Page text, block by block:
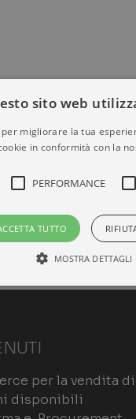
per la vendita
disponibili
sito web
migliorare la tua
in conformità con la
PERFORMANCE
TUTTO
MOSTRA DETTAGLI
principali del sito web
strettamente necessari.
SCADENZA